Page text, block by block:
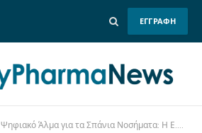
ΕΓΓΡΑΦΗ
Ψηφιακό Άλμα για τα Σπάνια Νοσήματα: Η Ε.Σ.Α.Ε. εγκαινιάζει δύο εργαλεία AI